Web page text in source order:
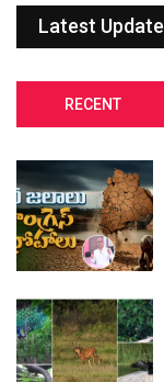
Latest Update
RECENT